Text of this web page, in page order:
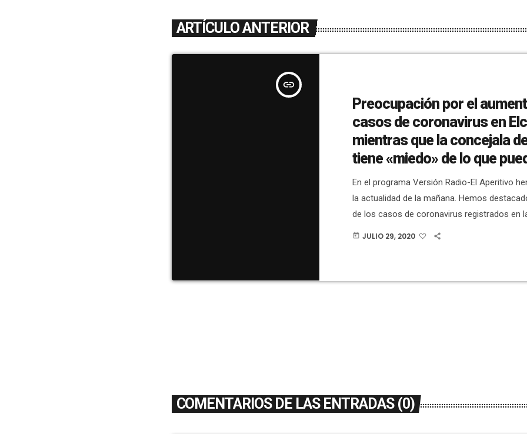
ARTÍCULO ANTERIOR
insert_link
Preocupación por el
casos de coronavirus en
mientras que la concejala
tiene «miedo» de lo que
las noches del 13 y 14 de
En el programa Versión Radio-El Aperitivo
la actualidad de la mañana. Hemos
de los casos de coronavirus registrados en
Valenciana lo han sido en Elche, cuando la
today JULIO 29, 2020
COMENTARIOS DE LAS ENTRADAS (0)